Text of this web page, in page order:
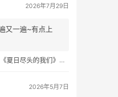
2026年7月29日
又一遍~有点上
我们》歌词及钢琴谱免费获取
2026年5月7日